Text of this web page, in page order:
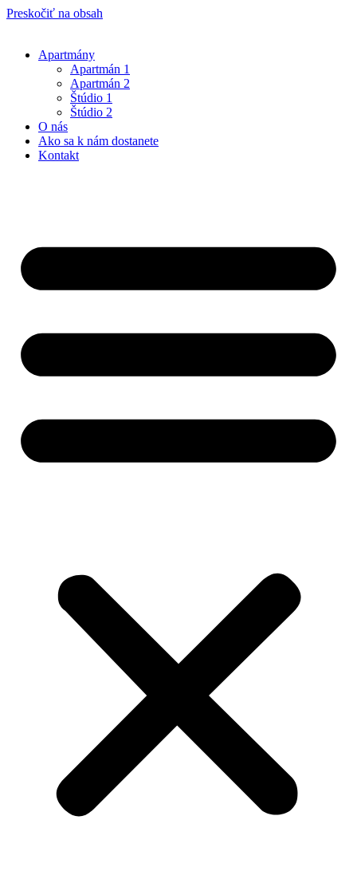
Preskočiť na obsah
Apartmány
Apartmán 1
Apartmán 2
Štúdio 1
Štúdio 2
O nás
Ako sa k nám dostanete
Kontakt